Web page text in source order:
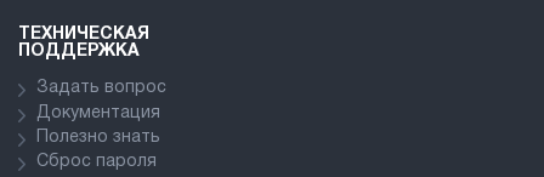
ТЕХНИЧЕСКАЯ
ПОДДЕРЖКА
Задать вопрос
Документация
Полезно знать
Сброс пароля